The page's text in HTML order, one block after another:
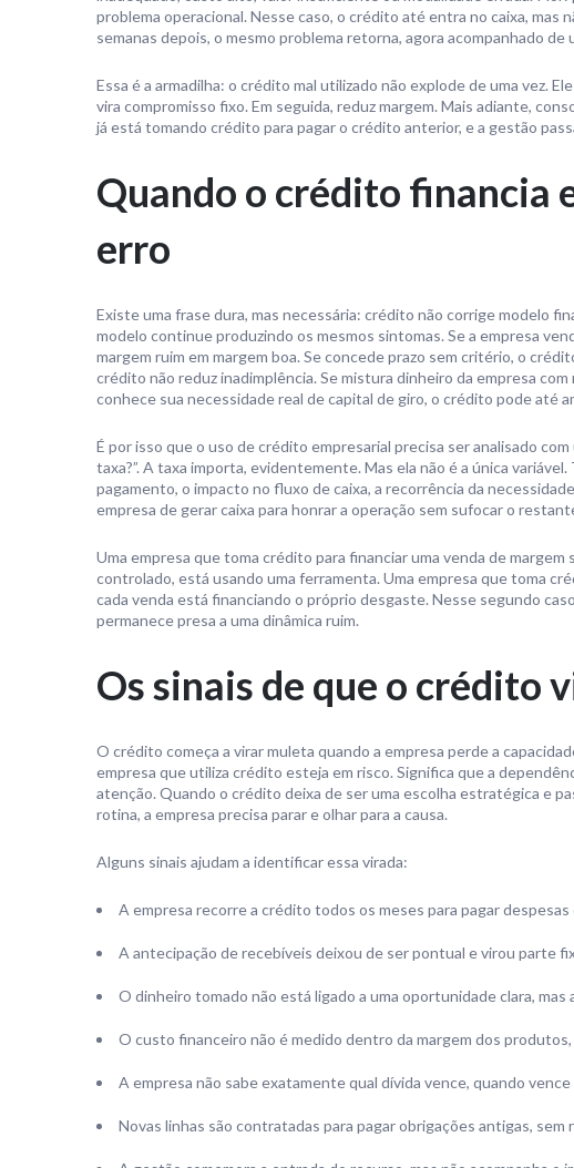
problema operacional. Nesse caso, o crédito até entra no caixa, mas
semanas depois, o mesmo problema retorna, agora acompanhado de
Essa é a armadilha: o crédito mal utilizado não explode de uma vez.
vira compromisso fixo. Em seguida, reduz margem. Mais adiante,
já está tomando crédito para pagar o crédito anterior, e a gestão
Quando o crédito financia
erro
Existe uma frase dura, mas necessária: crédito não corrige modelo
modelo continue produzindo os mesmos sintomas. Se a empresa
margem ruim em margem boa. Se concede prazo sem critério, o
crédito não reduz inadimplência. Se mistura dinheiro da empresa
conhece sua necessidade real de capital de giro, o crédito pode até
É por isso que o uso de crédito empresarial precisa ser analisado
taxa?”. A taxa importa, evidentemente. Mas ela não é a única
pagamento, o impacto no fluxo de caixa, a recorrência da
empresa de gerar caixa para honrar a operação sem sufocar o
Uma empresa que toma crédito para financiar uma venda de
controlado, está usando uma ferramenta. Uma empresa que toma
cada venda está financiando o próprio desgaste. Nesse segundo
permanece presa a uma dinâmica ruim.
Os sinais de que o crédito
O crédito começa a virar muleta quando a empresa perde a
empresa que utiliza crédito esteja em risco. Significa que a
atenção. Quando o crédito deixa de ser uma escolha estratégica e
rotina, a empresa precisa parar e olhar para a causa.
Alguns sinais ajudam a identificar essa virada:
A empresa recorre a crédito todos os meses para pagar despesas
A antecipação de recebíveis deixou de ser pontual e virou parte
O dinheiro tomado não está ligado a uma oportunidade clara, mas
O custo financeiro não é medido dentro da margem dos
A empresa não sabe exatamente qual dívida vence, quando
Novas linhas são contratadas para pagar obrigações antigas, sem